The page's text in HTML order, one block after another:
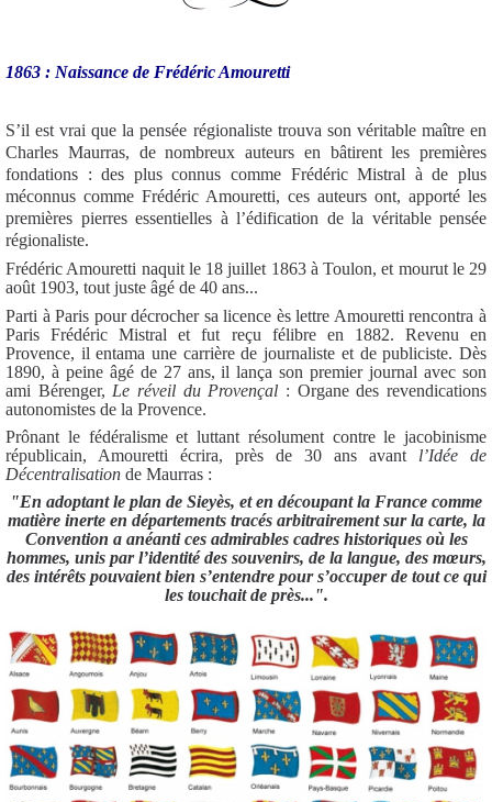
1863 : Naissance de Frédéric Amouretti
S’il est vrai que la pensée régionaliste trouva son véritable maître en
Charles Maurras, de nombreux auteurs en bâtirent les premières
fondations : des plus connus comme Frédéric Mistral à de plus
méconnus comme Frédéric Amouretti, ces auteurs ont, apporté les
premières pierres essentielles à l’édification de la véritable pensée
régionaliste.
Frédéric Amouretti naquit le 18 juillet 1863 à Toulon, et mourut le 29
août 1903, tout juste âgé de 40 ans...
Parti à Paris pour décrocher sa licence ès lettre Amouretti rencontra à
Paris Frédéric Mistral et fut reçu félibre en 1882. Revenu en
Provence, il entama une carrière de journaliste et de publiciste. Dès
1890, à peine âgé de 27 ans, il lança son premier journal avec son
ami Bérenger, Le réveil du Provençal : Organe des revendications
autonomistes de la Provence.
Prônant le fédéralisme et luttant résolument contre le jacobinisme
républicain, Amouretti écrira, près de 30 ans avant l’Idée de
Décentralisation de Maurras :
"En adoptant le plan de Sieyès, et en découpant la France comme
matière inerte en départements tracés arbitrairement sur la carte, la
Convention a anéanti ces admirables cadres historiques où les
hommes, unis par l’identité des souvenirs, de la langue, des mœurs,
des intérêts pouvaient bien s’entendre pour s’occuper de tout ce qui
les touchait de près...".